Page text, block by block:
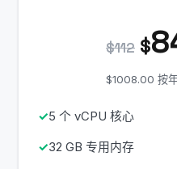
$112 $
$1008.00 按年
5 个 vCPU 核心
32 GB 专用内存